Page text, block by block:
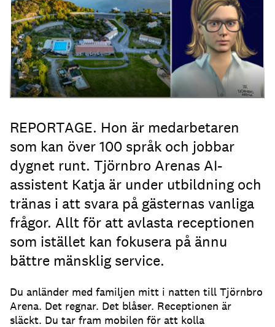
REPORTAGE. Hon är medarbetaren
som kan över 100 språk och jobbar
dygnet runt. Tjörnbro Arenas AI-
assistent Katja är under utbildning och
tränas i att svara på gästernas vanliga
frågor. Allt för att avlasta receptionen
som istället kan fokusera på ännu
bättre mänsklig service.
Du anländer med familjen mitt i natten till Tjörnbro
Arena. Det regnar. Det blåser. Receptionen är
släckt. Du tar fram mobilen för att kolla